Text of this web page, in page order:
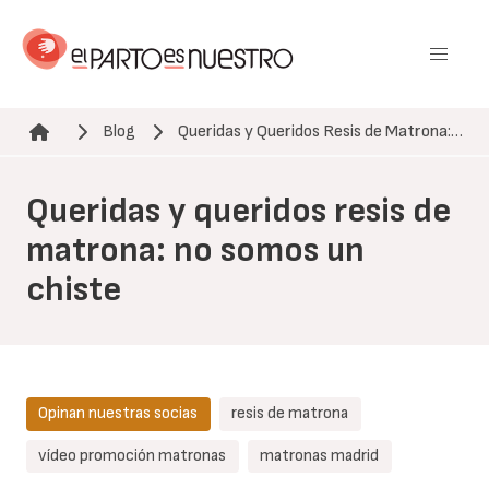
contenido
Ruta de navegación
Blog Queridas y Queridos Resis de Matrona:…
Queridas y queridos resis de
matrona: no somos un
chiste
Opinan nuestras socias resis de matrona
vídeo promoción matronas matronas madrid